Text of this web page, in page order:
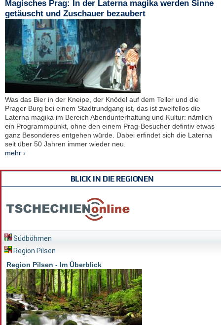
Magisches Prag: In der Laterna magika werden Sinne
getäuscht und Zuschauer bezaubert
Was das Bier in der Kneipe, der Knödel auf dem Teller und die
Prager Burg bei einem Stadtrundgang ist, das ist zweifellos die
Laterna magika im Bereich Abendunterhaltung und Kultur: nämlich
ein Programmpunkt, ohne den einem Prag-Besucher defintiv etwas
ganz Besonderes entgehen würde. Dabei erfindet sich die Laterna
seit über 50 Jahren immer wieder neu.
mehr ›
BLICK IN DIE REGIONEN
Südböhmen
Region Pilsen
Region Pilsen - Im Überblick